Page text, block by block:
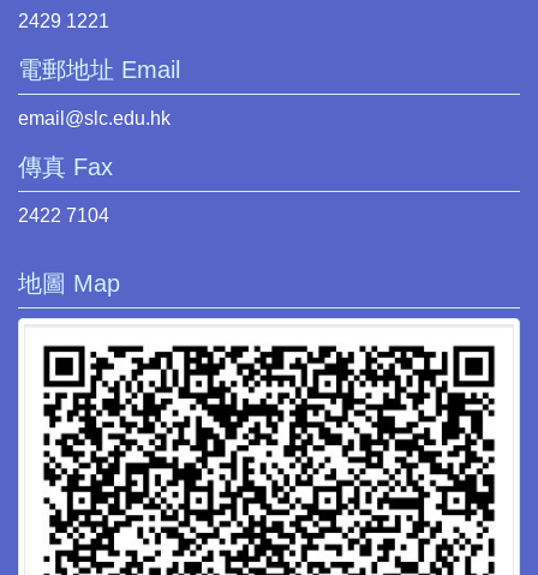
2429 1221
電郵地址 Email
email@slc.edu.hk
傳真 Fax
2422 7104
地圖 Map